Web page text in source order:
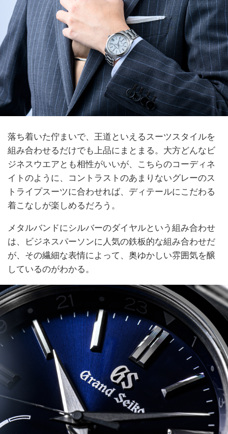
落ち着いた佇まいで、王道といえるスーツスタイルを
組み合わせるだけでも上品にまとまる。大方どんなビ
ジネスウエアとも相性がいいが、こちらのコーディネ
イトのように、コントラストのあまりないグレーのス
トライプスーツに合わせれば、ディテールにこだわる
着こなしが楽しめるだろう。
メタルバンドにシルバーのダイヤルという組み合わせ
は、ビジネスパーソンに人気の鉄板的な組み合わせだ
が、その繊細な表情によって、奥ゆかしい雰囲気を醸
しているのがわかる。